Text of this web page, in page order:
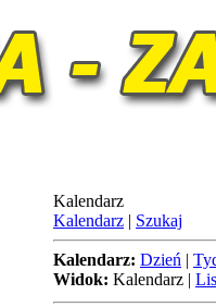
Kalendarz
Kalendarz | Szukaj
Kalendarz: Dzień |
Widok: Kalendarz |